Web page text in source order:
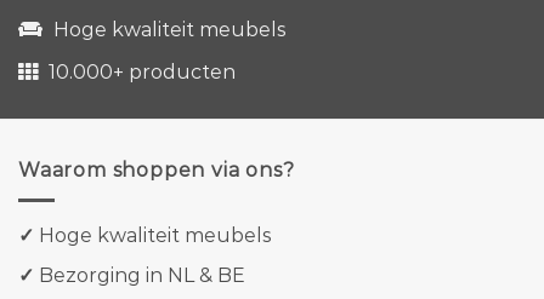
Hoge kwaliteit meubels
10.000+ producten
Waarom shoppen via ons?
✓ Hoge kwaliteit meubels
✓ Bezorging in NL & BE